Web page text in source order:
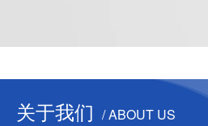
关于我们 / ABOUT US